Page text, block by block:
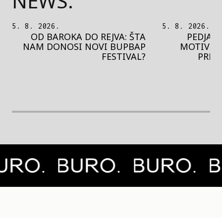
5. 8. 2026.
OD BAROKA DO REJVA: ŠTA
NAM DONOSI NOVI BUPBAP
FESTIVAL?
5. 8. 2026.
PEDJA
MOTIVE